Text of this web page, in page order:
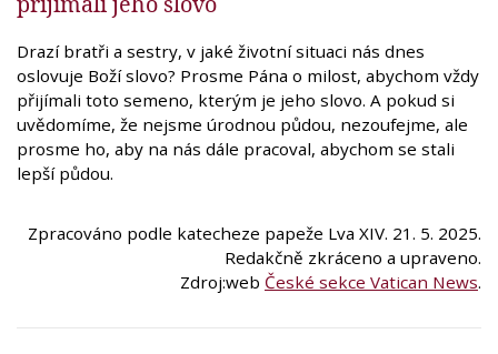
Drazí bratři a sestry, v jaké životní situaci nás dnes
oslovuje Boží slovo? Prosme Pána o milost, abychom vždy
přijímali toto semeno, kterým je jeho slovo. A pokud si
uvědomíme, že nejsme úrodnou půdou, nezoufejme, ale
prosme ho, aby na nás dále pracoval, abychom se stali
lepší půdou.
Zpracováno podle katecheze papeže Lva XIV. 21. 5. 2025.
Redakčně zkráceno a upraveno.
Zdroj:web České sekce Vatican News.